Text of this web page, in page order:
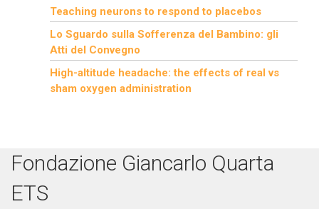
Teaching neurons to respond to placebos
Lo Sguardo sulla Sofferenza del Bambino: gli
Atti del Convegno
High-altitude headache: the effects of real vs
sham oxygen administration
Fondazione Giancarlo Quarta
ETS